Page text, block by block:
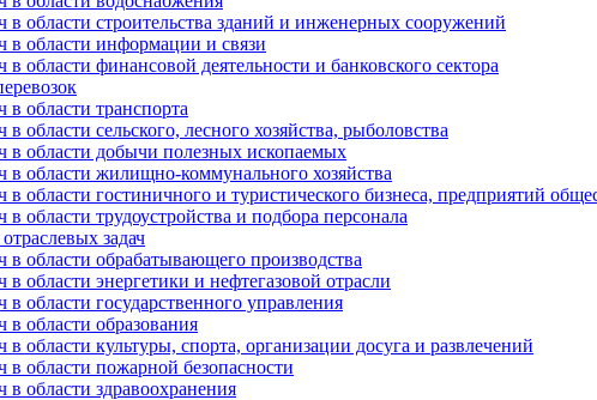
области строительства зданий и инженерных сооружений
в области информации и связи
области финансовой деятельности и банковского сектора
области транспорта
области сельского, лесного хозяйства, рыболовства
в области добычи полезных ископаемых
в области жилищно-коммунального хозяйства
области гостиничного и туристического бизнеса, предприятий
области трудоустройства и подбора персонала
задач
области обрабатывающего производства
области энергетики и нефтегазовой отрасли
области государственного управления
в области образования
области культуры, спорта, организации досуга и развлечений
в области пожарной безопасности
области здравоохранения